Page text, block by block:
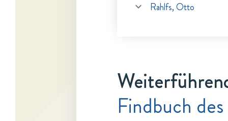
Rahlfs, Otto
Findbuch